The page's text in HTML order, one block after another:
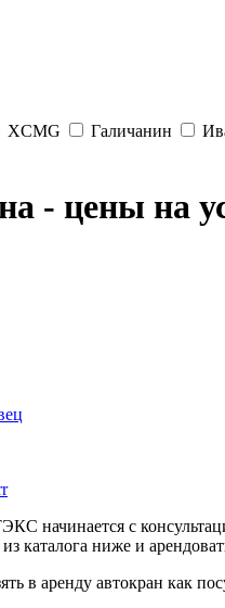
XCMG Галичанин
- цены на
начинается с
каталога ниже и
в аренду автокран как